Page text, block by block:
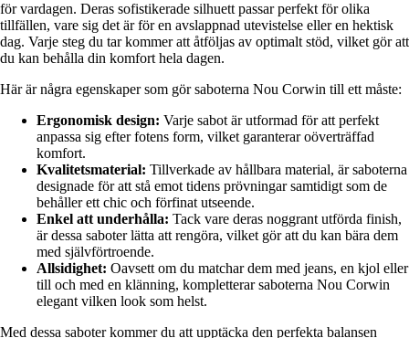
för vardagen. Deras sofistikerade silhuett passar perfekt för olika
tillfällen, vare sig det är för en avslappnad utevistelse eller en hektisk
dag. Varje steg du tar kommer att åtföljas av optimalt stöd, vilket gör att
du kan behålla din komfort hela dagen.
Här är några egenskaper som gör saboterna Nou Corwin till ett måste:
Ergonomisk design: Varje sabot är utformad för att perfekt
anpassa sig efter fotens form, vilket garanterar oöverträffad
komfort.
Kvalitetsmaterial: Tillverkade av hållbara material, är saboterna
designade för att stå emot tidens prövningar samtidigt som de
behåller ett chic och förfinat utseende.
Enkel att underhålla: Tack vare deras noggrant utförda finish,
är dessa saboter lätta att rengöra, vilket gör att du kan bära dem
med självförtroende.
Allsidighet: Oavsett om du matchar dem med jeans, en kjol eller
till och med en klänning, kompletterar saboterna Nou Corwin
elegant vilken look som helst.
Med dessa saboter kommer du att upptäcka den perfekta balansen